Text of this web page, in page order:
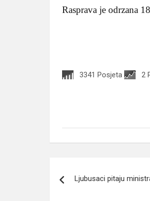
Rasprava je odrzana
3341 Posjeta 2
članaka
Ljubusaci pitaju